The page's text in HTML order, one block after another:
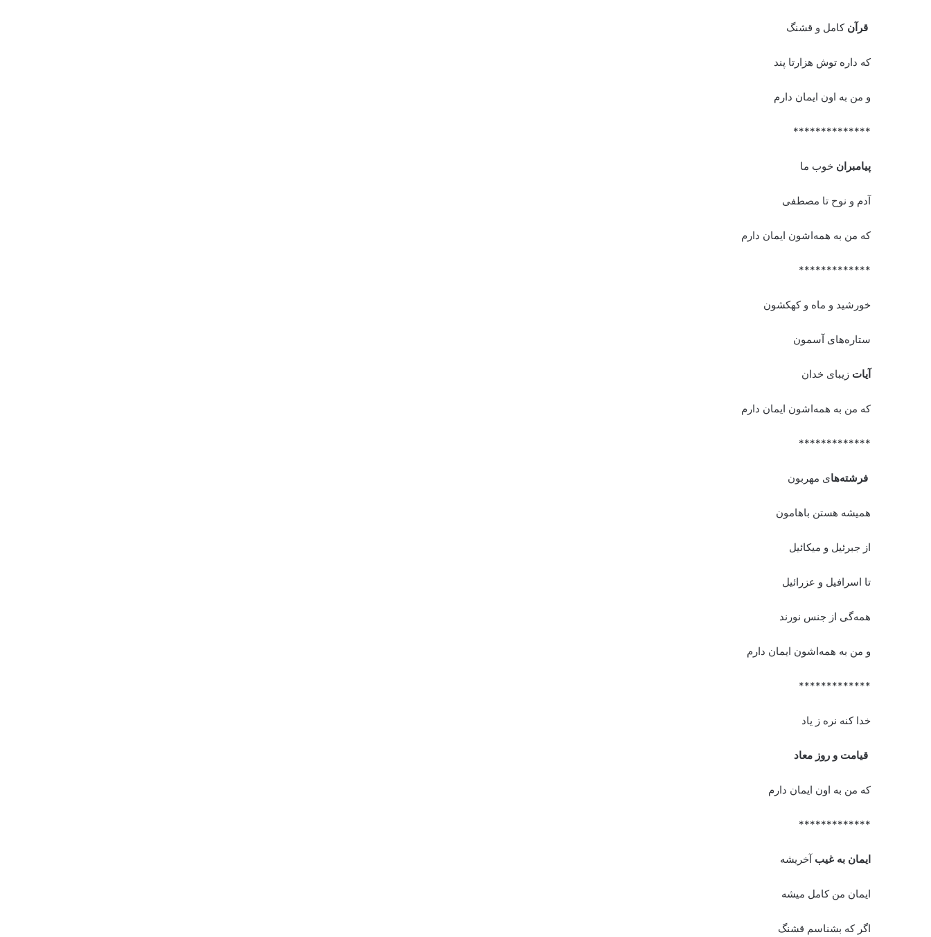
قرآن کامل و قشنگ
که داره توش هزار‌تا پند
و من به اون ایمان دارم
**************
پیامبران خوب ما
آدم و نوح تا مصطفی
که من به همه‌اشون ایمان دارم
*************
خورشید و ماه و کهکشون
ستاره‌های آسمون
آیات زیبای خدان
که من به همه‌اشون ایمان دارم
*************
فرشته‌های مهربون
همیشه هستن باهامون
از جبرئیل و میکائیل
تا اسرافیل و عزرائیل
همه‌گی از جنس نورند
و من به همه‌اشون ایمان دارم
*************
خدا کنه نره ز‌ یاد
قیامت و روز معاد
که من به اون ایمان دارم
*************
ایمان به غیب آخریشه
ایمان من کامل میشه
اگر که بشناسم قشنگ